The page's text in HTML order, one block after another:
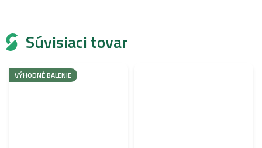
Súvisiaci tovar
VÝHODNÉ BALENIE